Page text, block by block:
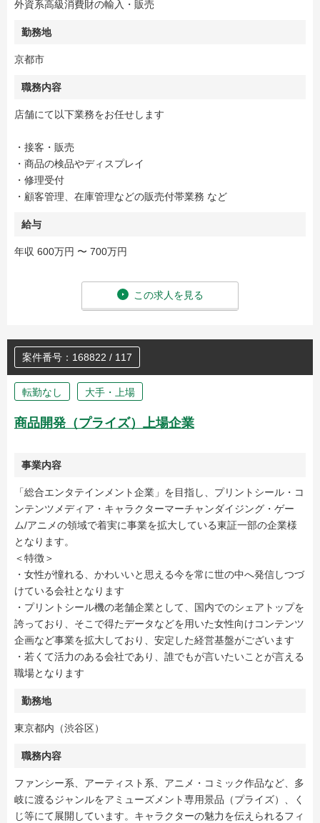
外資系高級消費財の輸入・販売
勤務地
京都市
職務内容
店舗にて以下業務をお任せします
・接客・販売
・商品の検品やディスプレイ
・修理受付
・顧客管理、在庫管理などの販売付帯業務 など
給与
年収 600万円 〜 700万円
この求人を見る
案件番号：168822 / 117
転勤なし 大手・上場
商品開発（プライズ）上場企業
事業内容
「総合エンタテインメント企業」を目指し、プリントシール・コ
ンテンツメディア・キャラクターマーチャンダイジング・ゲー
ム/アニメの領域で着実に事業を拡大している東証一部の企業様
となります。
＜特徴＞
・女性が憧れる、かわいいと思える今を常に世の中へ発信しつづ
けている会社となります
・プリントシール機の老舗企業として、国内でのシェアトップを
誇っており、そこで得たデータなどを用いた女性向けコンテンツ
企画など事業を拡大しており、安定した経営基盤がございます
・若くて活力のある会社であり、誰でもが言いたいことが言える
職場となります
勤務地
東京都内（渋谷区）
職務内容
ファンシー系、アーティスト系、アニメ・コミック作品など、多
岐に渡るジャンルをアミューズメント専用景品（プライズ）、く
じ等にて展開しています。キャラクターの魅力を伝えられるフィ